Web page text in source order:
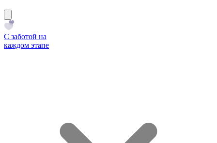
С заботой на
каждом этапе